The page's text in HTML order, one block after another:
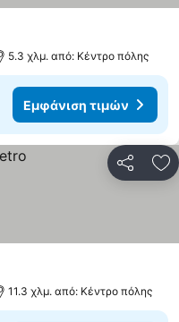
5.3 χλμ. από: Κέντρο πόλης
Εμφάνιση τιμών
11.3 χλμ. από: Κέντρο πόλης